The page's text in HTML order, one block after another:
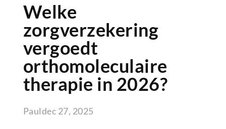
Welke
zorgverzekering
vergoedt
orthomoleculaire
therapie in 2026?
Pauldec 27, 2025